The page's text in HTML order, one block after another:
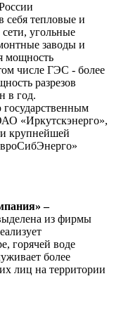
себя тепловые и
угольные
заводы и
мощность
числе ГЭС - более
разрезов
в год.
«Иркутскэнерго»,
крупнейшей
–
из фирмы
горячей воде
более
лиц на территории